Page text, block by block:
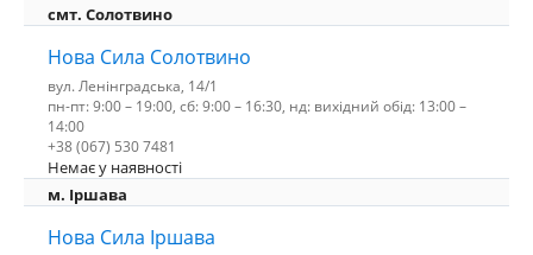
смт. Солотвино
Нова Сила Солотвино
вул. Ленінградська, 14/1
пн-пт: 9:00 – 19:00, сб: 9:00 – 16:30, нд: вихідний обід: 13:00 –
14:00
+38 (067) 530 7481
Немає у наявності
м. Іршава
Нова Сила Іршава